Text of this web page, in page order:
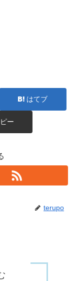
はてブ
ー
terupo